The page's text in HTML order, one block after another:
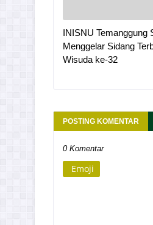
INISNU Temanggung
Menggelar Sidang
Wisuda ke-32
POSTING KOMENTAR
0 Komentar
Emoji